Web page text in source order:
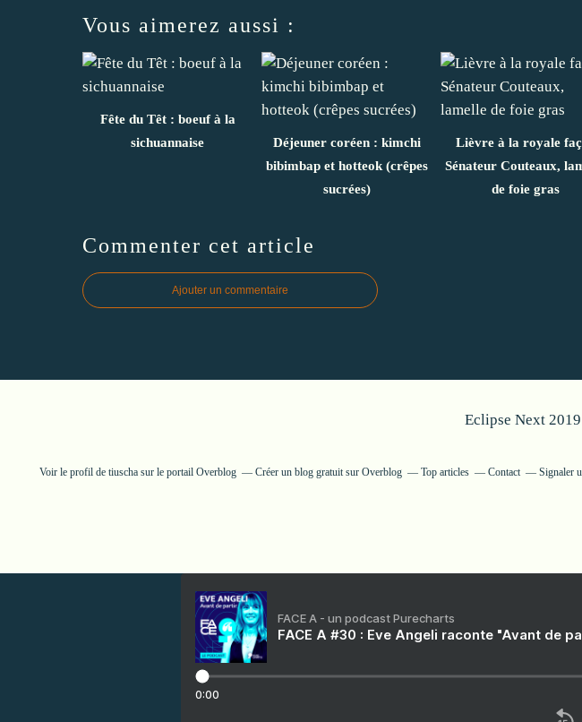
Vous aimerez aussi :
Fête du Têt : boeuf à la
sichuannaise
Déjeuner coréen : kimchi
bibimbap et hotteok (crêpes
sucrées)
Lièvre à la royale
Sénateur Couteaux,
de foie gras
Commenter cet article
Ajouter un commentaire
Eclipse Next
Voir le profil de tiuscha sur le portail Overblog Créer un blog gratuit sur Overblog Top articles Contact Signaler
FACE A - un podcast Purecharts
FACE A #30 : Eve Angeli raconte "Avant de
0:00